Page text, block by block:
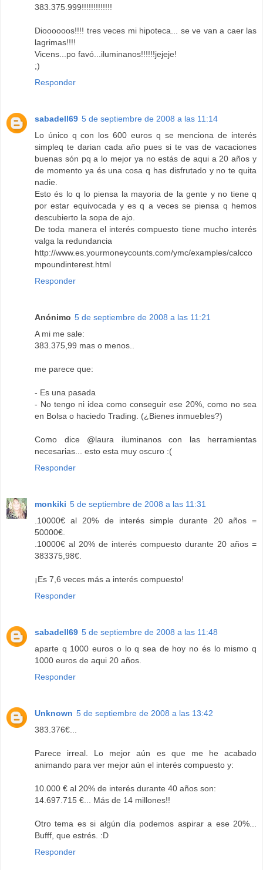
383.375.999!!!!!!!!!!!!!
Dioooooos!!!! tres veces mi hipoteca... se ve van a caer las
lagrimas!!!!
Vicens...po favó...iluminanos!!!!!!jejeje!
;)
Responder
sabadell69 5 de septiembre de 2008 a las 11:14
Lo único q con los 600 euros q se menciona de interés
simpleq te darian cada año pues si te vas de vacaciones
buenas són pq a lo mejor ya no estás de aqui a 20 años y
de momento ya és una cosa q has disfrutado y no te quita
nadie.
Esto és lo q lo piensa la mayoria de la gente y no tiene q
por estar equivocada y es q a veces se piensa q hemos
descubierto la sopa de ajo.
De toda manera el interés compuesto tiene mucho interés
valga la redundancia
http://www.es.yourmoneycounts.com/ymc/examples/calcco
mpoundinterest.html
Responder
Anónimo 5 de septiembre de 2008 a las 11:21
A mi me sale:
383.375,99 mas o menos..
me parece que:
- Es una pasada
- No tengo ni idea como conseguir ese 20%, como no sea
en Bolsa o haciedo Trading. (¿Bienes inmuebles?)
Como dice @laura iluminanos con las herramientas
necesarias... esto esta muy oscuro :(
Responder
monkiki 5 de septiembre de 2008 a las 11:31
.10000€ al 20% de interés simple durante 20 años =
50000€.
.10000€ al 20% de interés compuesto durante 20 años =
383375,98€.
¡Es 7,6 veces más a interés compuesto!
Responder
sabadell69 5 de septiembre de 2008 a las 11:48
aparte q 1000 euros o lo q sea de hoy no és lo mismo q
1000 euros de aqui 20 años.
Responder
Unknown 5 de septiembre de 2008 a las 13:42
383.376€...
Parece irreal. Lo mejor aún es que me he acabado
animando para ver mejor aún el interés compuesto y:
10.000 € al 20% de interés durante 40 años son:
14.697.715 €... Más de 14 millones!!
Otro tema es si algún día podemos aspirar a ese 20%...
Bufff, que estrés. :D
Responder